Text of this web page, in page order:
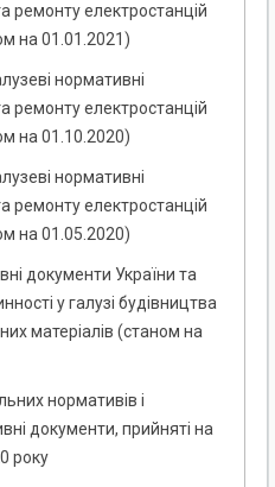
ремонту електростанцій
на 01.01.2021)
нормативні
ремонту електростанцій
на 01.10.2020)
нормативні
ремонту електростанцій
на 01.05.2020)
документи України та
у галузі будівництва
матеріалів (станом на
нормативів і
документи, прийняті на
року